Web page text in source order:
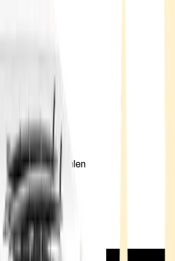
Versandart wählen